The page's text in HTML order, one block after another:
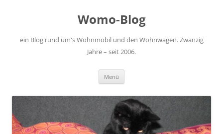
Womo-Blog
ein Blog rund um's Wohnmobil und den Wohnwagen. Zwanzig
Jahre – seit 2006.
Menü